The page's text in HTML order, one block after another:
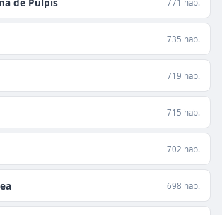
771 hab.
735 hab.
719 hab.
715 hab.
702 hab.
698 hab.